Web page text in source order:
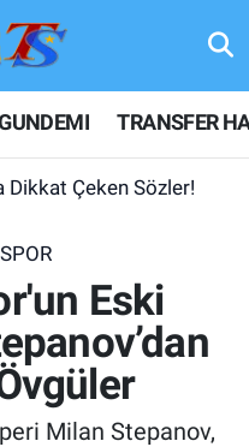
TRANSFER
Dikkat Çeken Sözler!
Eski
Milan Stepanov,